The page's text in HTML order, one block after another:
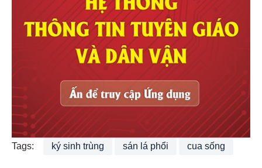
Tags: ký sinh trùng sán lá phổi cua sống